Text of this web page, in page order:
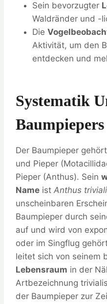
Sein bevorzugter
Waldränder und -
Die
Aktivität, um den
entdecken und
Systematik
Baumpiepers
Der Baumpieper
und Pieper
Pieper (Anthus). Sein
Name ist Anthus
unscheinbaren
Baumpieper durch
auf und wird von
oder im Singflug
leitet sich von seinem
Lebensraum in der
Artbezeichnung
der Baumpieper zur